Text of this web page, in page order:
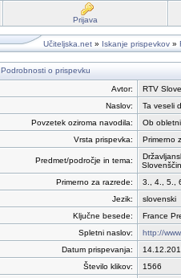
Prijava
Učiteljska.net » Iskanje prispevkov »
Podrobnosti o prispevku
Avtor: RTV
Naslov:
Ta veseli
Povzetek oziroma navodila:
Ob
Vrsta prispevka:
Primerno
Predmet/področje in tema:
Primerno za razrede:
3., 4., 5.,
Jezik:
slovenski
Ključne besede:
France
Spletni naslov:
http://
Datum prispevanja:
Število klikov:
1566